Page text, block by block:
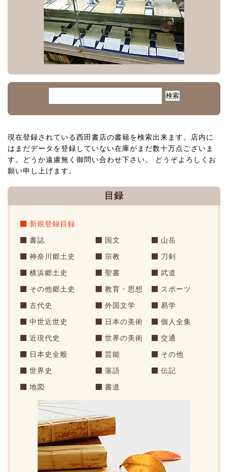
現在登録されている西田書店の書籍を検索出来ます。店内に
はまだデータを登録していない在庫がまだ数十万点ございま
す。どうか遠慮無く御問い合わせ下さい。 どうぞよろしくお
願い申し上げます。
目録
新規登録目録
書誌
国文
山岳
神奈川郷土史
宗教
刀剣
横浜郷土史
聖書
武道
その他郷土史
教育・思想
スポーツ
古代史
外国文学
易学
中世近世史
日本の美術
個人全集
近現代史
世界の美術
交通
日本史全般
芸能
その他
世界史
落語
伝記
地図
書道